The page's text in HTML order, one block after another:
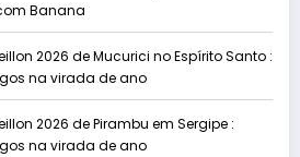
Banana
2026 de Mucurici no Espírito Santo :
na virada de ano
2026 de Pirambu em Sergipe :
na virada de ano